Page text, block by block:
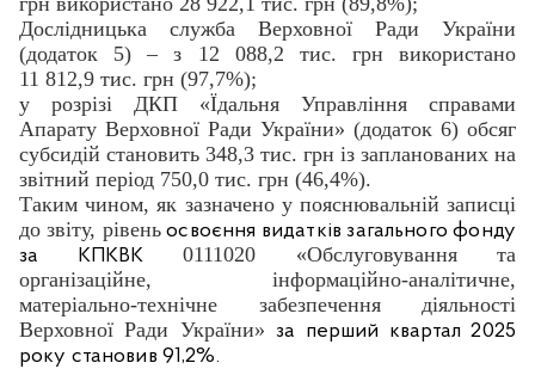
Дослідницька служба Верховної Ради України
(додаток 5) – з 12 088,2 тис. грн використано
11 812,9 тис. грн (97,7%);
у розрізі ДКП «Їдальня Управління справами
Апарату Верховної Ради України» (додаток 6) обсяг
субсидій становить 348,3 тис. грн із запланованих на
звітний період 750,0 тис. грн (46,4%).
Таким чином, як зазначено у пояснювальній записці
до звіту, рівеньосвоєння видатків загального фонду
за КПКВК0111020 «Обслуговування та
організаційне, інформаційно-аналітичне,
матеріально-технічне забезпечення діяльності
Верховної Ради України»за перший квартал 2025
року становив 91,2%.